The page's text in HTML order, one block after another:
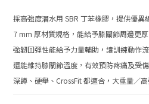
採高強度潛水用 SBR 丁苯橡膠，提供優異
7 mm 厚材質規格，能給予膝關節周邊更
強韌回彈性能給予力量輔助，讓訓練動作
還能維持膝關節溫度，有效預防疼痛及受
深蹲、硬舉、CrossFit 都適合，大重量／高